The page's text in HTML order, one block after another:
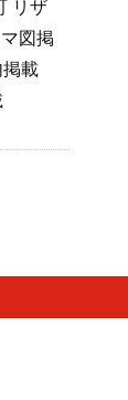
リザ
図掲
載